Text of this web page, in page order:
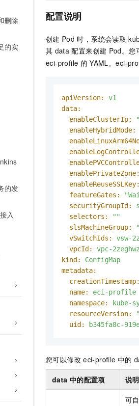
删除
的实
的发
入
配置说明
创建 Pod 时，系统会读取
其 data 配置来创建 Pod。您
eci-profile 的 YAML。eci-
apiVersion:
v1
data:
enableClusterIp:
enableHybridMode:
enablePrivateZone:
enableReuseSSLKey:
featureGates:
securityGroupId:
selectors:
""
slsMachineGroup:
vSwitchIds:
vsw-
vpcId:
vpc-
kind:
ConfigMap
metadata:
creationTimestamp:
name:
eci-profile
namespace:
kube-
resourceVersion:
uid:
b345fa8c-
您可以修改 eci-profile 中的
data 中的配置项 说明
可